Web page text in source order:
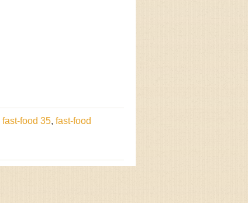
fast-food 35, fast-food